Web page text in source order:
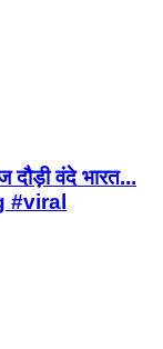
वंदे भारत...
#viral